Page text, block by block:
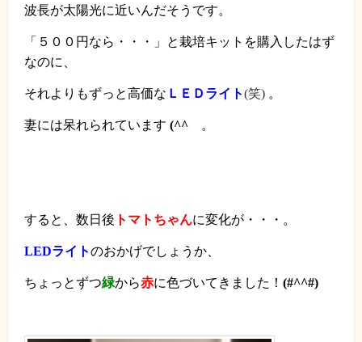
波長が太陽光に近いんだそうです。
「５００円なら・・・」と栽培キットを購入したはず
なのに、
それよりもずっと高価な ＬＥＤライト(笑) 。
妻には呆れられています (^^ 。
すると、数日後 トマトちゃんに変化が・・・。
LEDライトのおかげでしょうか、
ちょっとずつ緑から赤に色づいてきました！ (#^^#)